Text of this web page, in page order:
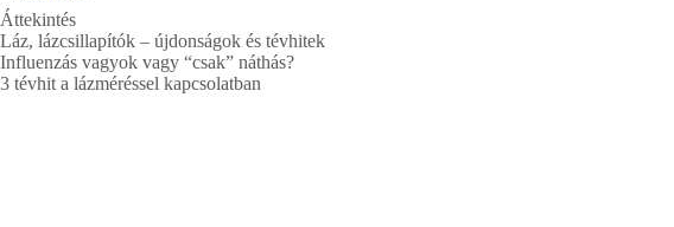
Áttekintés
Láz, lázcsillapítók – újdonságok és tévhitek
Influenzás vagyok vagy “csak” náthás?
3 tévhit a lázméréssel kapcsolatban